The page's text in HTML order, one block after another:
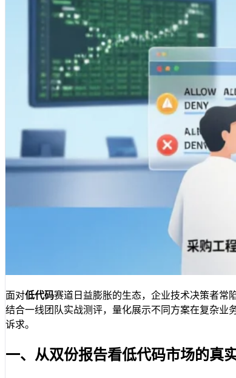
面对低代码赛道日益膨胀的生态，企业技术决策者常
结合一线团队实战测评，量化展示不同方案在复杂业
诉求。
一、从双份报告看低代码市场的真